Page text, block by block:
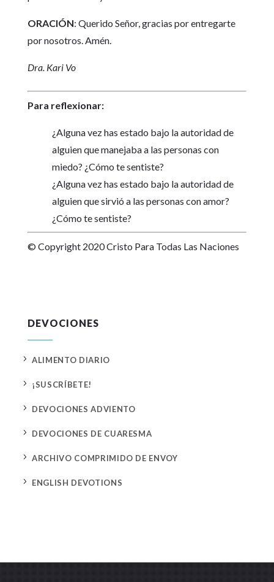
ORACIÓN: Querido Señor, gracias por entregarte
por nosotros. Amén.
Dra. Kari Vo
Para reflexionar:
¿Alguna vez has estado bajo la autoridad de
alguien que manejaba a las personas con
miedo? ¿Cómo te sentiste?
¿Alguna vez has estado bajo la autoridad de
alguien que sirvió a las personas con amor?
¿Cómo te sentiste?
© Copyright 2020 Cristo Para Todas Las Naciones
DEVOCIONES
5 ALIMENTO DIARIO
5 ¡SUSCRÍBETE!
5 DEVOCIONES ADVIENTO
5 DEVOCIONES DE CUARESMA
5 ARCHIVO COMPRIMIDO DE ENVOY
5 ENGLISH DEVOTIONS